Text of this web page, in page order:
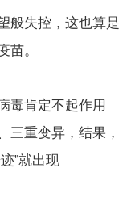
般失控，这也算是
苗。
毒肯定不起作用
三重变异，结果，
”就出现